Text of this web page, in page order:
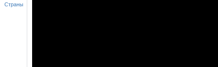
Страны